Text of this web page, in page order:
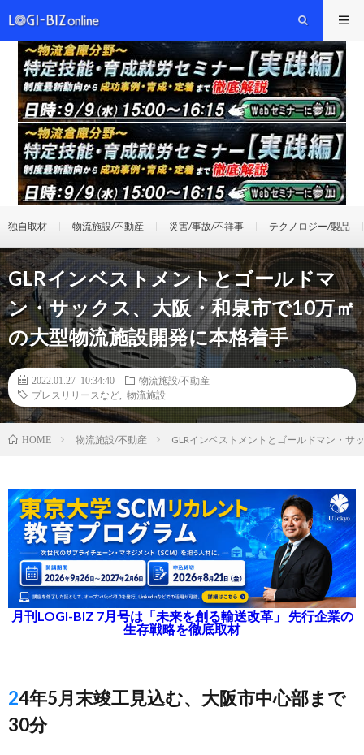
独自取材 物流施設/不動産 災害/事故/不祥事 テクノロジー/製品
GLRインベストメントとゴールドマ
ン・サックス、大阪・和泉市で10万㎡
の大型物流施設開発に本格着手
2022.01.27 10:34:40
物流施設/不動産
プレスリリースなど
物流施設
HOME 物流施設/不動産 GLRインベストメントとゴールドマン・サ
月刊LOGI-BIZ 7月号は「未来を創る輸送改革」 先行企業の
生存戦略を徹底取材
24年5月末竣工見込む、大阪市中心部まで
30分